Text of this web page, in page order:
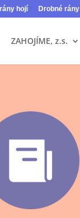
hojí Drobné rány
ZAHOJÍME, z.s.